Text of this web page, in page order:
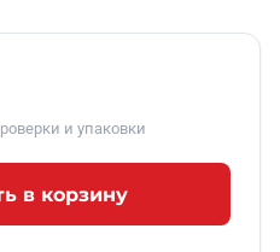
и упаковки
в корзину